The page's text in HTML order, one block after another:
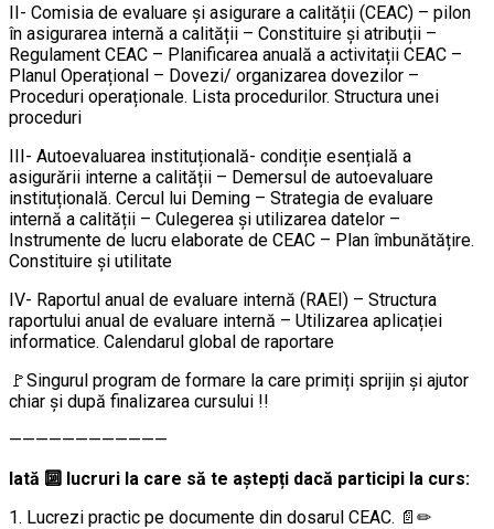
II- Comisia de evaluare și asigurare a calității (CEAC) – pilon
în asigurarea internă a calității – Constituire și atribuții –
Regulament CEAC – Planificarea anuală a activitații CEAC –
Planul Operațional – Dovezi/ organizarea dovezilor –
Proceduri operaționale. Lista procedurilor. Structura unei
proceduri
III- Autoevaluarea instituțională- condiție esențială a
asigurării interne a calității – Demersul de autoevaluare
instituțională. Cercul lui Deming – Strategia de evaluare
internă a calității – Culegerea și utilizarea datelor –
Instrumente de lucru elaborate de CEAC – Plan îmbunătățire.
Constituire și utilitate
IV- Raportul anual de evaluare internă (RAEI) – Structura
raportului anual de evaluare internă – Utilizarea aplicației
informatice. Calendarul global de raportare
🚩Singurul program de formare la care primiți sprijin şi ajutor
chiar şi după finalizarea cursului !!
————————————
Iată 🔟 lucruri la care să te aştepți dacă participi la curs:
1. Lucrezi practic pe documente din dosarul CEAC. 📄✏